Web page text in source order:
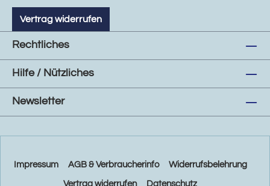
Vertrag widerrufen
Rechtliches
Hilfe / Nützliches
Newsletter
Impressum AGB & Verbraucherinfo Widerrufsbelehrung
Vertrag widerrufen Datenschutz